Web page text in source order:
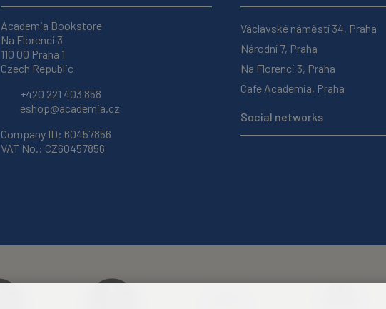
Academia Bookstore
Na Florenci 3
110 00 Praha 1
Czech Republic
+420 221 403 858
eshop@academia.cz
Company ID: 60457856
VAT No.: CZ60457856
Václavské náměstí 34, Praha
Národní 7, Praha
Na Florenci 3, Praha
Cafe Academia, Praha
Social networks